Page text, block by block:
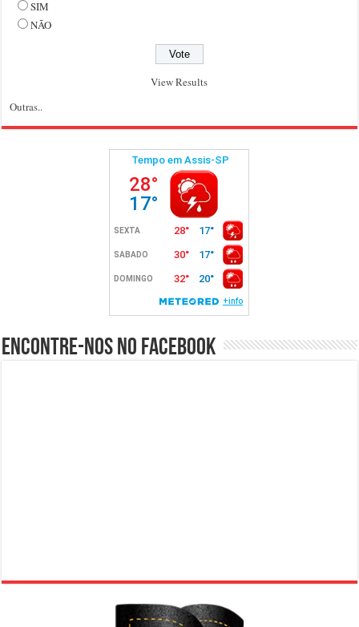
SIM
NÃO
View Results
Outras..
Encontre-nos no Facebook